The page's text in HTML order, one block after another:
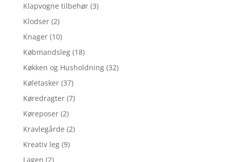
Klapvogne tilbehør (3)
Klodser (2)
Knager (10)
Købmandsleg (18)
Køkken og Husholdning (32)
Køletasker (37)
Køredragter (7)
Køreposer (2)
Kravlegårde (2)
Kreativ leg (9)
Lagen (2)